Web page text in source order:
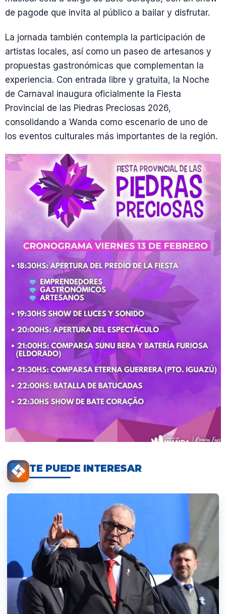
de pagode que invita al público a bailar y disfrutar.
La jornada también contempla la participación de
artistas locales, así como un paseo de artesanos y
propuestas gastronómicas que complementan la
experiencia. Con entrada libre y gratuita, la Noche
de Carnaval inaugura oficialmente la Fiesta
Provincial de las Piedras Preciosas 2026,
consolidando a Wanda como escenario de uno de
los eventos culturales más importantes de la región.
TE PUEDE INTERESAR